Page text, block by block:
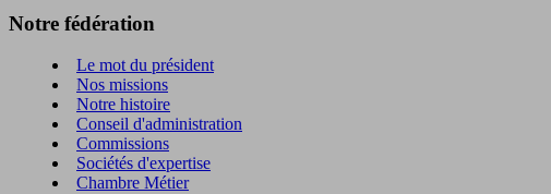
Notre fédération
Le mot du président
Nos missions
Notre histoire
Conseil d'administration
Commissions
Sociétés d'expertise
Chambre Métier